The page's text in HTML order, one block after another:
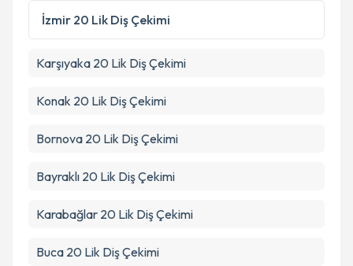
Metni 'ni okudum ve kişisel verilerimin belirtilen
kapsamda işlenmesini kabul ediyorum.
İzmir 20 Lik Diş Çekimi
Karşıyaka 20 Lik Diş Çekimi
Konak 20 Lik Diş Çekimi
Bornova 20 Lik Diş Çekimi
Bayraklı 20 Lik Diş Çekimi
Karabağlar 20 Lik Diş Çekimi
Buca 20 Lik Diş Çekimi